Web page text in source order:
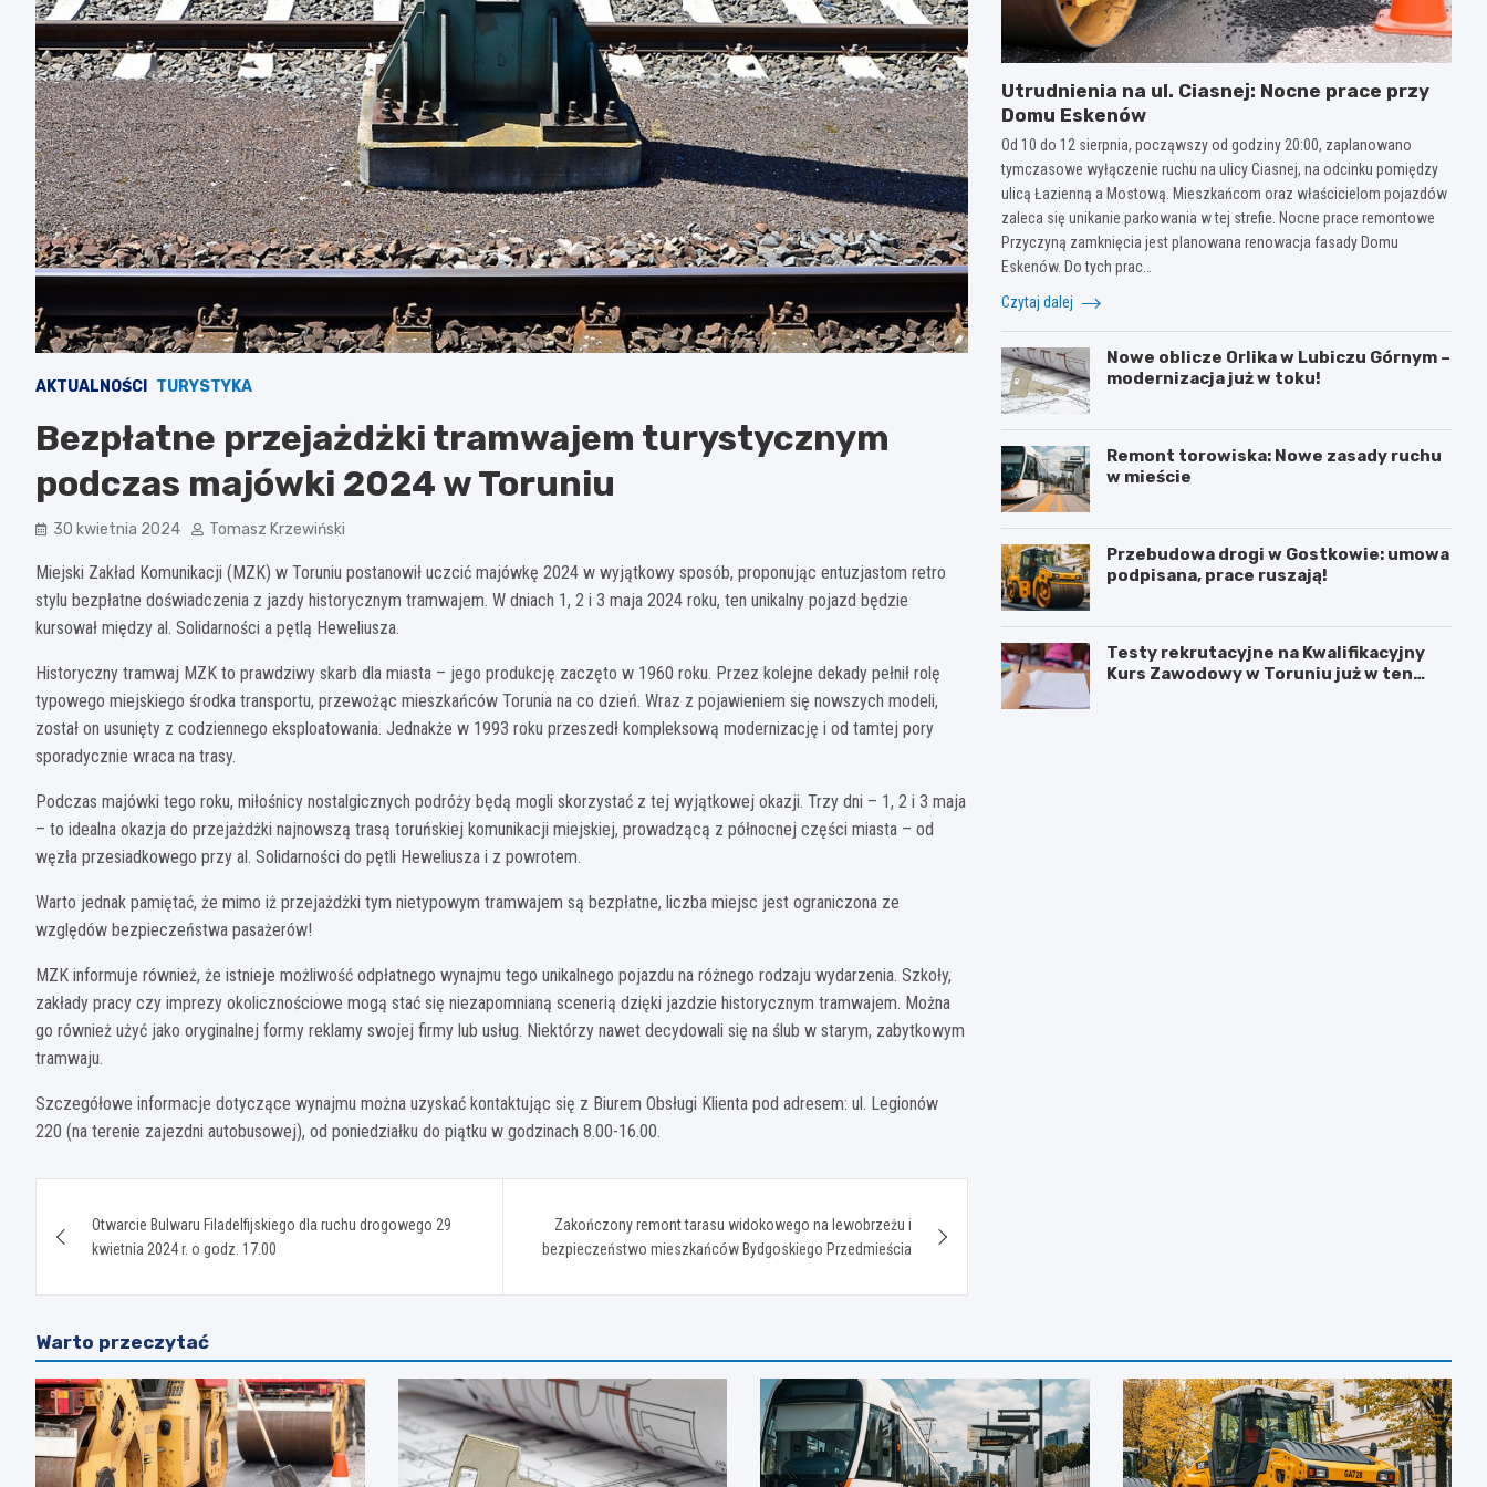
AKTUALNOŚCI TURYSTYKA
Bezpłatne przejażdżki tramwajem turystycznym
podczas majówki 2024 w Toruniu
30 kwietnia 2024 Tomasz Krzewiński
Miejski Zakład Komunikacji (MZK) w Toruniu postanowił uczcić majówkę 2024 w wyjątkowy sposób, proponując entuzjastom retro
stylu bezpłatne doświadczenia z jazdy historycznym tramwajem. W dniach 1, 2 i 3 maja 2024 roku, ten unikalny pojazd będzie
kursował między al. Solidarności a pętlą Heweliusza.
Historyczny tramwaj MZK to prawdziwy skarb dla miasta – jego produkcję zaczęto w 1960 roku. Przez kolejne dekady pełnił rolę
typowego miejskiego środka transportu, przewożąc mieszkańców Torunia na co dzień. Wraz z pojawieniem się nowszych modeli,
został on usunięty z codziennego eksploatowania. Jednakże w 1993 roku przeszedł kompleksową modernizację i od tamtej pory
sporadycznie wraca na trasy.
Podczas majówki tego roku, miłośnicy nostalgicznych podróży będą mogli skorzystać z tej wyjątkowej okazji. Trzy dni – 1, 2 i 3 maja
– to idealna okazja do przejażdżki najnowszą trasą toruńskiej komunikacji miejskiej, prowadzącą z północnej części miasta – od
węzła przesiadkowego przy al. Solidarności do pętli Heweliusza i z powrotem.
Warto jednak pamiętać, że mimo iż przejażdżki tym nietypowym tramwajem są bezpłatne, liczba miejsc jest ograniczona ze
względów bezpieczeństwa pasażerów!
MZK informuje również, że istnieje możliwość odpłatnego wynajmu tego unikalnego pojazdu na różnego rodzaju wydarzenia. Szkoły,
zakłady pracy czy imprezy okolicznościowe mogą stać się niezapomnianą scenerią dzięki jazdzie historycznym tramwajem. Można
go również użyć jako oryginalnej formy reklamy swojej firmy lub usług. Niektórzy nawet decydowali się na ślub w starym, zabytkowym
tramwaju.
Szczegółowe informacje dotyczące wynajmu można uzyskać kontaktując się z Biurem Obsługi Klienta pod adresem: ul. Legionów
220 (na terenie zajezdni autobusowej), od poniedziałku do piątku w godzinach 8.00-16.00.
wpisu
Otwarcie Bulwaru Filadelfijskiego dla ruchu drogowego 29
kwietnia 2024 r. o godz. 17.00
Zakończony remont tarasu widokowego na lewobrzeżu i
bezpieczeństwo mieszkańców Bydgoskiego Przedmieścia
Utrudnienia na ul. Ciasnej: Nocne prace przy
Domu Eskenów
Od 10 do 12 sierpnia, począwszy od godziny 20:00, zaplanowano
tymczasowe wyłączenie ruchu na ulicy Ciasnej, na odcinku pomiędzy
ulicą Łazienną a Mostową. Mieszkańcom oraz właścicielom pojazdów
zaleca się unikanie parkowania w tej strefie. Nocne prace remontowe
Przyczyną zamknięcia jest planowana renowacja fasady Domu
Eskenów. Do tych prac…
Czytaj dalej
Nowe oblicze Orlika w Lubiczu Górnym –
modernizacja już w toku!
Remont torowiska: Nowe zasady ruchu
w mieście
Przebudowa drogi w Gostkowie: umowa
podpisana, prace ruszają!
Testy rekrutacyjne na Kwalifikacyjny
Kurs Zawodowy w Toruniu już w ten
Warto przeczytać